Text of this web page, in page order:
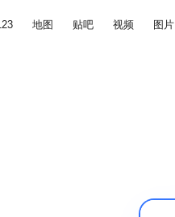
地图 贴吧 视频 图片